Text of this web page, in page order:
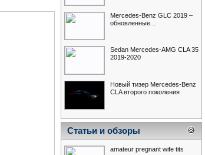
Mercedes-Benz GLC 2019 –
обновленные...
Sedan Mercedes-AMG CLA 35
2019-2020
Новый тизер Mercedes-Benz
CLA второго поколения
Статьи и обзоры
amateur pregnant wife tits